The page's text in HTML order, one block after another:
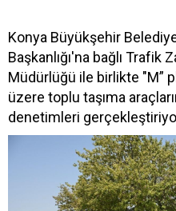
Konya Büyükşehir
Başkanlığı'na bağlı Trafik
Müdürlüğü ile birlikte "M”
üzere toplu taşıma
denetimleri